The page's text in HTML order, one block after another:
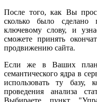
После того, как Вы
сколько было
ключевому слову, и
сможете принять
продвижению сайта.
Если же в Ваших
семантического ядра в
использовать ту базу,
проведения анализа
Выбираете пункт